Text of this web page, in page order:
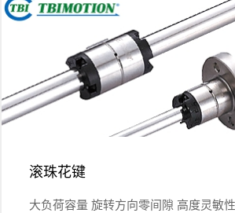
滚珠花键
大负荷容量 旋转方向零间隙 高度灵敏